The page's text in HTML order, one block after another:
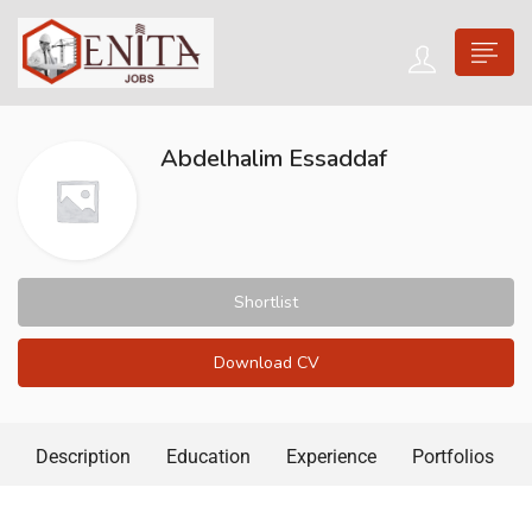
Abdelhalim Essaddaf
Shortlist
Download CV
Description Education Experience Portfolios